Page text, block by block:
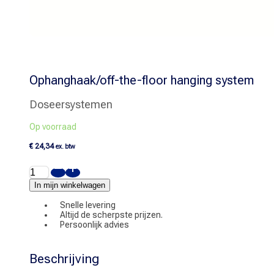
Ophanghaak/off-the-floor hanging system
Doseersystemen
Op voorraad
€24,34 ex. btw
Ophanghaak/off-
the-
floor
hanging
system
aantal
In mijn winkelwagen
Snelle levering
Altijd de scherpste prijzen.
Persoonlijk advies
Beschrijving